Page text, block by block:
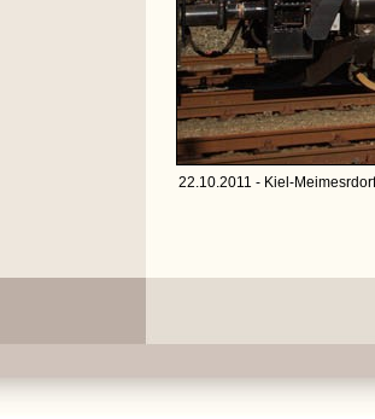
22.10.2011 - Kiel-